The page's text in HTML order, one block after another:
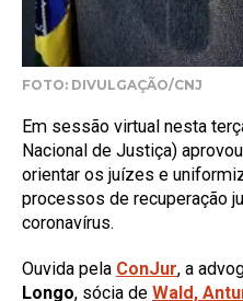
FOTO: DIVULGAÇÃO/CNJ
Em sessão virtual nesta
Nacional de Justiça)
orientar os juízes e
processos de recuperação
coronavírus.
Ouvida pela ConJur, a
Longo, sócia de Wald,